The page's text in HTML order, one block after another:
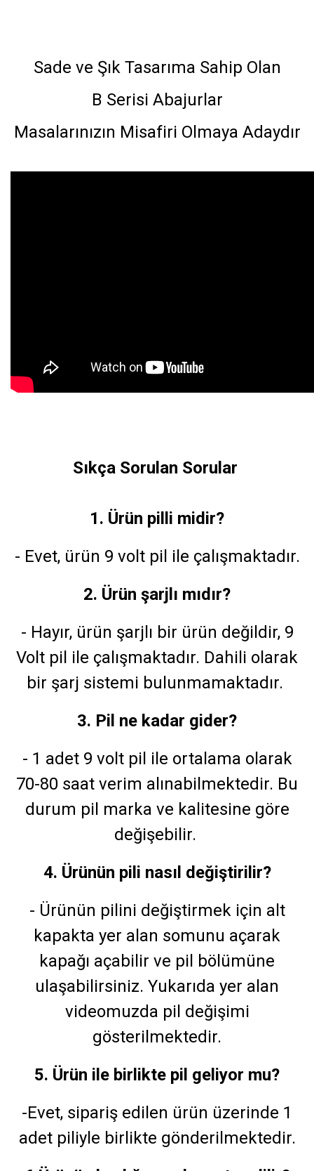
Sade ve Şık Tasarıma Sahip Olan
B Serisi Abajurlar
Masalarınızın Misafiri Olmaya Adaydır
Sıkça Sorulan Sorular
1. Ürün pilli midir?
- Evet, ürün 9 volt pil ile çalışmaktadır.
2. Ürün şarjlı mıdır?
- Hayır, ürün şarjlı bir ürün değildir, 9
Volt pil ile çalışmaktadır. Dahili olarak
bir şarj sistemi bulunmamaktadır.
3. Pil ne kadar gider?
- 1 adet 9 volt pil ile ortalama olarak
70-80 saat verim alınabilmektedir. Bu
durum pil marka ve kalitesine göre
değişebilir.
4. Ürünün pili nasıl değiştirilir?
- Ürünün pilini değiştirmek için alt
kapakta yer alan somunu açarak
kapağı açabilir ve pil bölümüne
ulaşabilirsiniz. Yukarıda yer alan
videomuzda pil değişimi
gösterilmektedir.
5. Ürün ile birlikte pil geliyor mu?
-Evet, sipariş edilen ürün üzerinde 1
adet piliyle birlikte gönderilmektedir.